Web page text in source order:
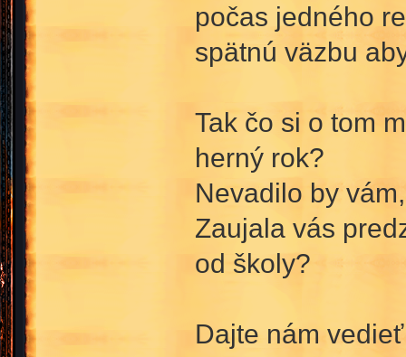
počas jedného
spätnú väzbu
Tak čo si o tom
herný rok?
Nevadilo by
Zaujala vás
od školy?
Dajte nám